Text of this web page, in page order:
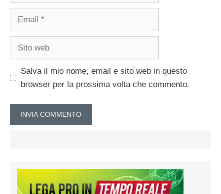
Email
Sito
Salva il mio nome, email e sito web in questo
browser per la prossima volta che commento.